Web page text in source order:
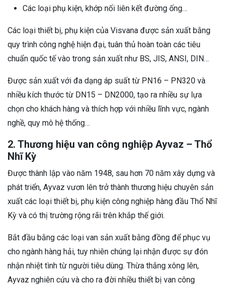
Các loại phụ kiện, khớp nối liên kết đường ống…
Các loại thiết bị, phụ kiện của Visvana được sản xuất bằng
quy trình công nghệ hiện đại, tuân thủ hoàn toàn các tiêu
chuẩn quốc tế vào trong sản xuất như BS, JIS, ANSI, DIN…
Được sản xuất với đa dạng áp suất từ PN16 – PN320 và
nhiều kích thước từ DN15 – DN2000, tạo ra nhiều sự lựa
chọn cho khách hàng và thích hợp với nhiều lĩnh vực, ngành
nghề, quy mô hệ thống…
2. Thương hiệu van công nghiệp Ayvaz – Thổ
Nhĩ Kỳ
Được thành lập vào năm 1948, sau hơn 70 năm xây dựng và
phát triển, Ayvaz vươn lên trở thành thương hiệu chuyên sản
xuất các loại thiết bị, phụ kiện công nghiệp hàng đầu Thổ Nhĩ
Kỳ và có thị trường rộng rãi trên khắp thế giới.
Bắt đầu bằng các loại van sản xuất bằng đồng để phục vụ
cho ngành hàng hải, tuy nhiên chúng lại nhận được sự đón
nhận nhiệt tình từ người tiêu dùng. Thừa thắng xông lên,
Ayvaz nghiên cứu và cho ra đời nhiều thiết bị van công